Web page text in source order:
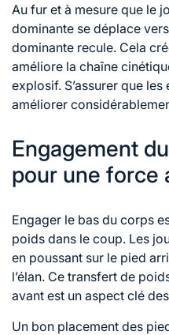
Au fur et à mesure que le
dominante se déplace
dominante recule. Cela
améliore la chaîne
explosif. S’assurer que
améliorer
Engagement
pour une force
Engager le bas du corps
poids dans le coup. Les
en poussant sur le pied
l’élan. Ce transfert de
avant est un aspect clé
Un bon placement des